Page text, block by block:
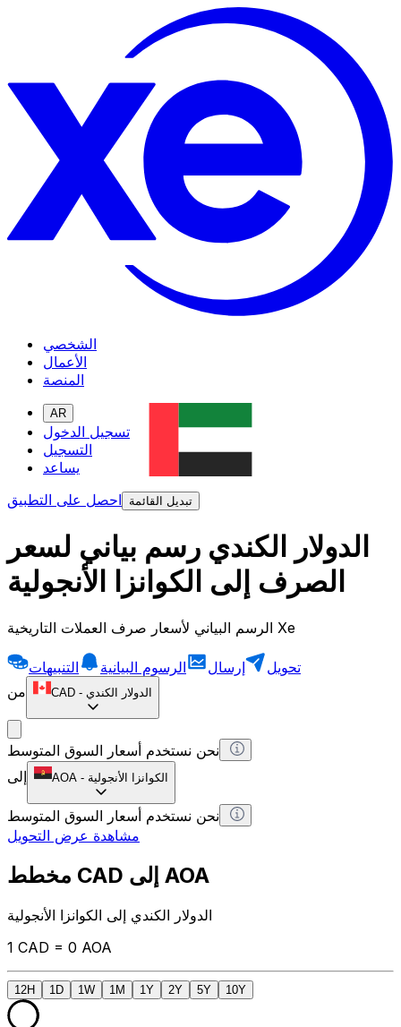
الشخصي
الأعمال
المنصة
AR
تسجيل الدخول
التسجيل
يساعد
احصل على التطبيق
تبديل القائمة
الدولار الكندي رسم بياني لسعر
الصرف إلى الكوانزا الأنجولية
الرسم البياني لأسعار صرف العملات التاريخية Xe
تحويل إرسال الرسوم البيانية
التنبيهات
من
CAD - الدولار الكندي
نحن نستخدم أسعار السوق المتوسط
إلى
AOA - الكوانزا الأنجولية
نحن نستخدم أسعار السوق المتوسط
مشاهدة عرض التحويل
مخطط CAD إلى AOA
الدولار الكندي إلى الكوانزا الأنجولية
1 CAD = 0 AOA
12H 1D 1W 1M 1Y 2Y 5Y 10Y